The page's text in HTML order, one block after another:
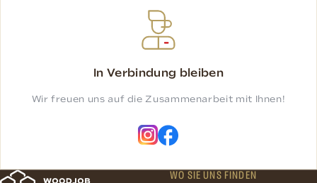
In Verbindung bleiben
Wir freuen uns auf die Zusammenarbeit mit Ihnen!
WO SIE UNS FINDEN